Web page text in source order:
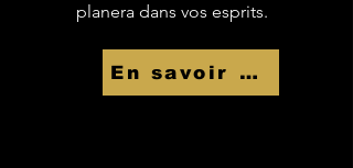
planera dans vos esprits.
En savoir Plus